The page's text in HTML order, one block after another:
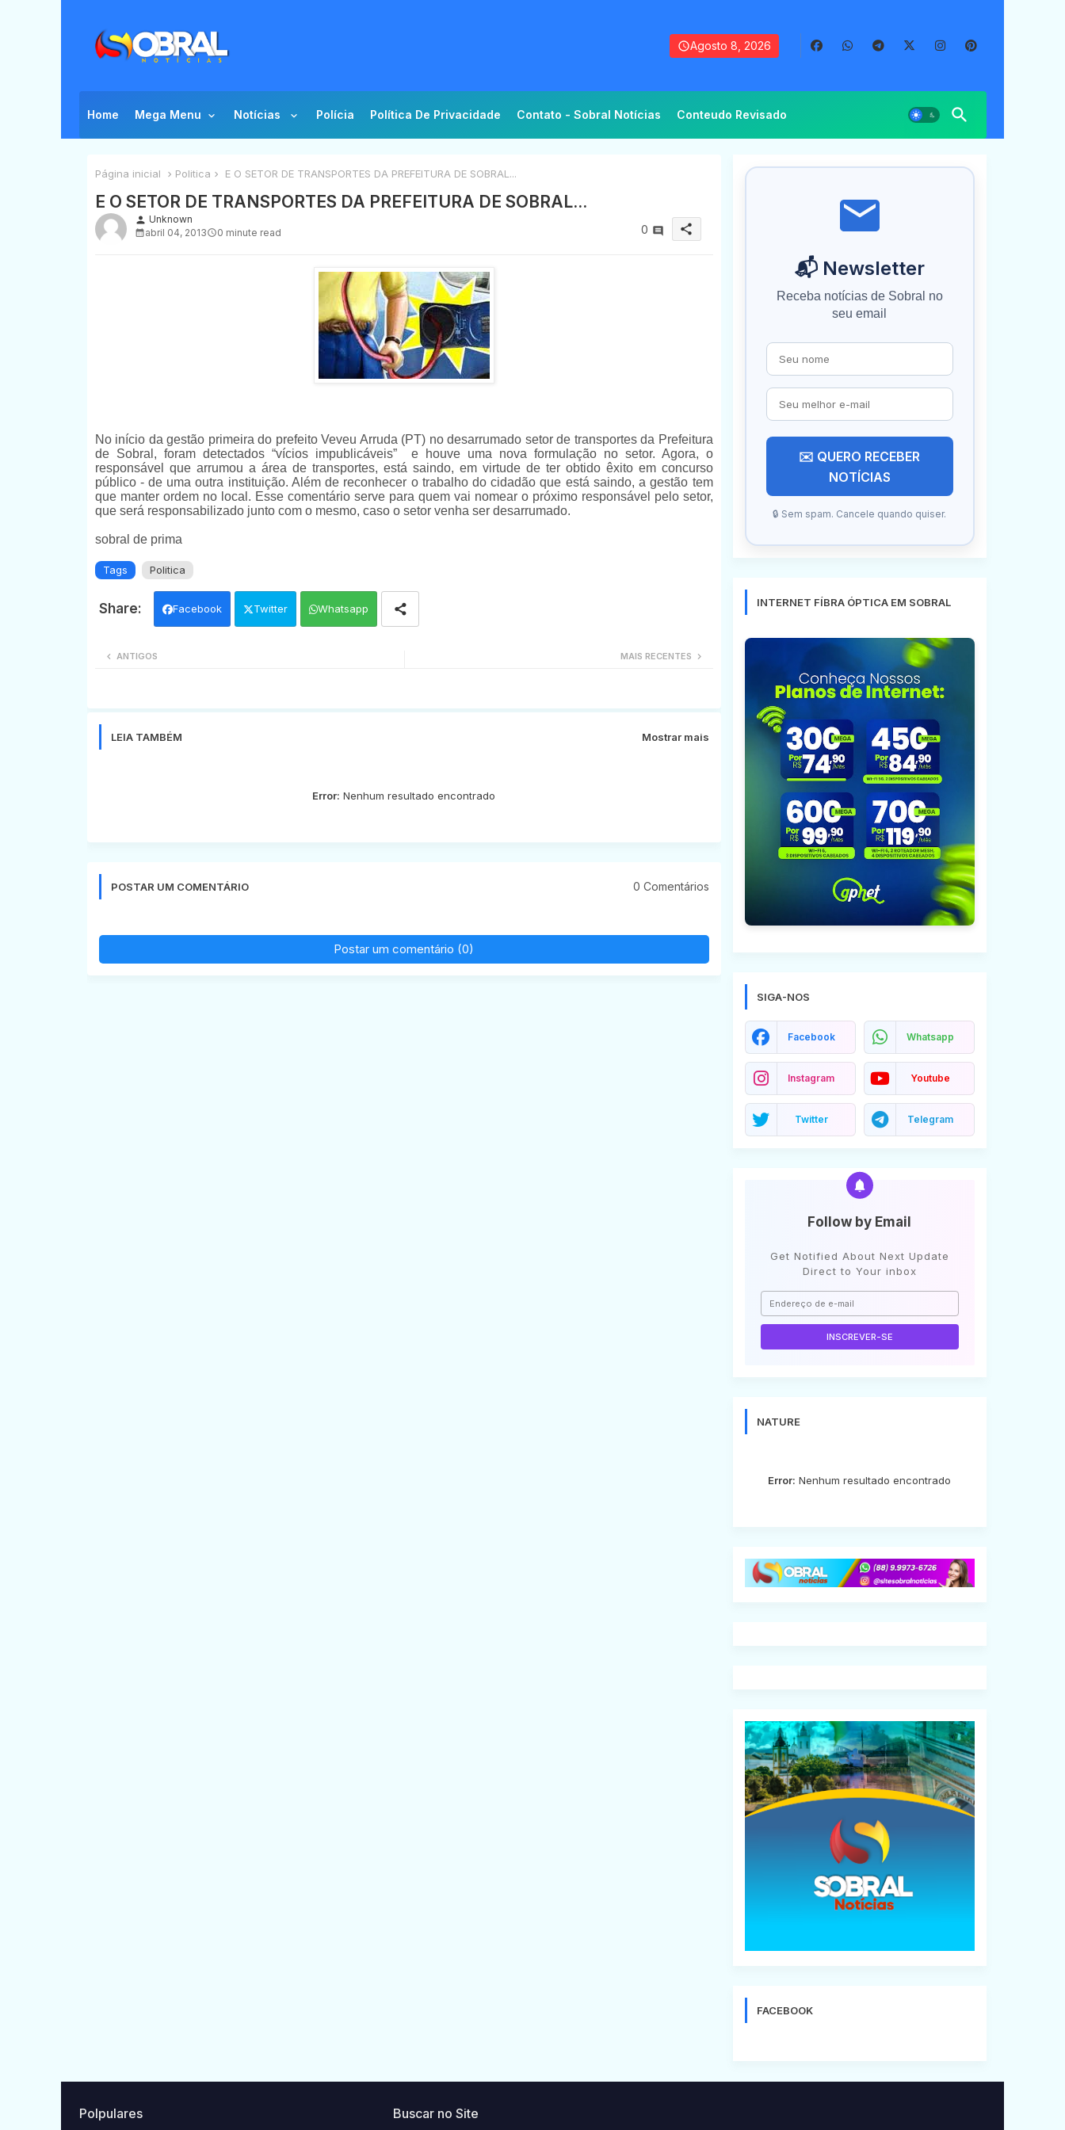
Agosto 8, 2026
Home Mega Menu Notícias Polícia Política De Privacidade Contato - Sobral Notícias Conteudo Revisado
Página inicial Politica E O SETOR DE TRANSPORTES DA PREFEITURA DE SOBRAL...
E O SETOR DE TRANSPORTES DA PREFEITURA DE SOBRAL...
person Unknown
abril 04, 2013
0 minute read 0 share
No início da gestão primeira do prefeito Veveu Arruda (PT) no desarrumado setor de transportes da Prefeitura
de Sobral, foram detectados “vícios impublicáveis”
e houve uma nova formulação no setor. Agora, o
responsável que arrumou a área de transportes, está saindo, em virtude de ter obtido êxito em concurso
público - de uma outra instituição. Além de reconhecer o trabalho do cidadão que está saindo, a gestão tem
que manter ordem no local. Esse comentário serve para quem vai nomear o próximo responsável pelo setor,
que será responsabilizado junto com o mesmo, caso o setor venha ser desarrumado.
sobral de prima
Tags Politica
Facebook Twitter Whatsapp
MAIS RECENTES
ANTIGOS
LEIA TAMBÉM Mostrar mais
Error: Nenhum resultado encontrado
POSTAR UM COMENTÁRIO 0 Comentários
Postar um comentário (0)
📬 Newsletter
Receba notícias de Sobral no
seu email
✉️ QUERO RECEBER
NOTÍCIAS
🔒 Sem spam. Cancele quando quiser.
INTERNET FÍBRA ÓPTICA EM SOBRAL
SIGA-NOS
Facebook Whatsapp
Instagram Youtube
Twitter Telegram
Follow by Email
Get Notified About Next Update
Direct to Your inbox
NATURE
Error: Nenhum resultado encontrado
FACEBOOK
Polpulares Buscar no Site